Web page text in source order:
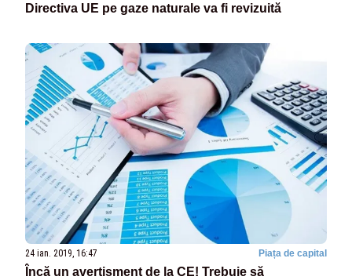
Directiva UE pe gaze naturale va fi revizuită
24 ian. 2019, 16:47 Piața de capital
Încă un avertisment de la CE! Trebuie să